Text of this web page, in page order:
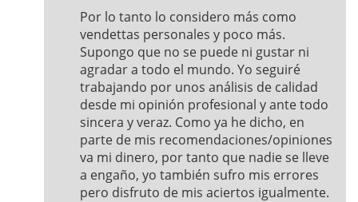
Por lo tanto lo considero más como
vendettas personales y poco más.
Supongo que no se puede ni gustar ni
agradar a todo el mundo. Yo seguiré
trabajando por unos análisis de calidad
desde mi opinión profesional y ante todo
sincera y veraz. Como ya he dicho, en
parte de mis recomendaciones/opiniones
va mi dinero, por tanto que nadie se lleve
a engaño, yo también sufro mis errores
pero disfruto de mis aciertos igualmente.